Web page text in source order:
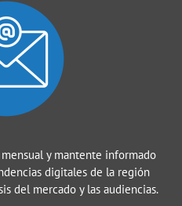
y mantente informado
digitales de la región
del mercado y las audiencias.